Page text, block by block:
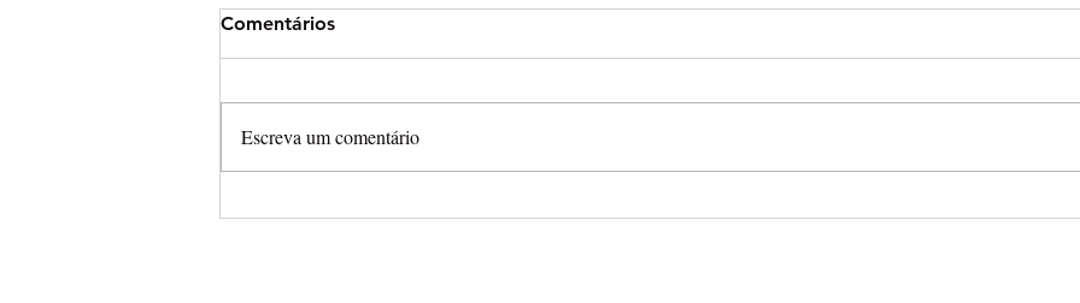
Comentários
Escreva um comentário